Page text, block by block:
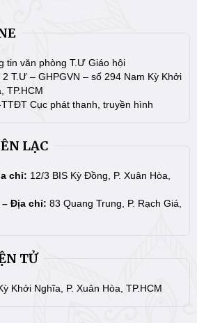
tin văn phòng T.Ư Giáo hội
T.Ư – GHPGVN – số 294 Nam Kỳ Khởi
TP.HCM
Cục phát thanh, truyền hình
LẠC
chỉ: 12/3 BIS Kỳ Đồng, P. Xuân Hòa,
– Địa chỉ: 83 Quang Trung, P. Rạch Giá,
TỬ
Khởi Nghĩa, P. Xuân Hòa, TP.HCM